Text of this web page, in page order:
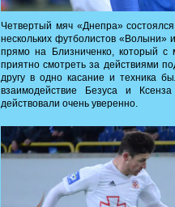
Четвертый мяч «Днепра»
нескольких футболистов «Волыни»
прямо на Близниченко, который с
приятно смотреть за действиями
другу в одно касание и техника
взаимодействие Безуса и
действовали очень уверенно.